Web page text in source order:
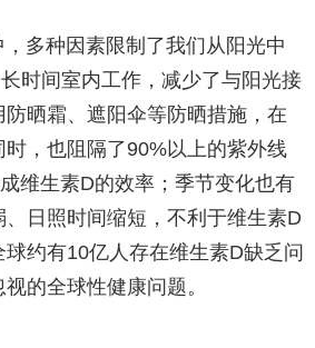
多种因素限制了我们从阳光中
时间室内工作，减少了与阳光接
晒霜、遮阳伞等防晒措施，在
时，也阻隔了90%以上的紫外线
维生素D的效率；季节变化也有
日照时间缩短，不利于维生素D
约有10亿人存在维生素D缺乏问
的全球性健康问题。